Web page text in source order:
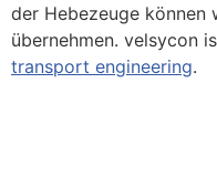
der Hebezeuge können
übernehmen. velsycon
transport engineering.